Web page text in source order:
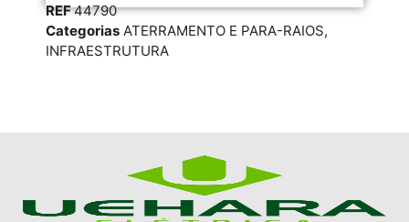
REF44790
Categorias ATERRAMENTO E PARA-RAIOS,
INFRAESTRUTURA